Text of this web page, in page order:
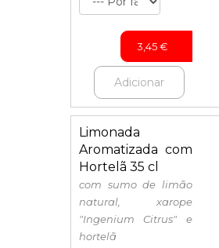
3,45€
Adicionar
Limonada
Aromatizada com
Hortelã 35 cl
com sumo de limão
natural, xarope
"Ingenium Citrus" e
hortelã